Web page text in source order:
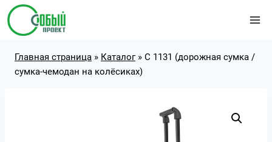
Перейти
содержимому
Главная страница » Каталог» С 1131 (дорожная сумка /
сумка-чемодан на колёсиках)